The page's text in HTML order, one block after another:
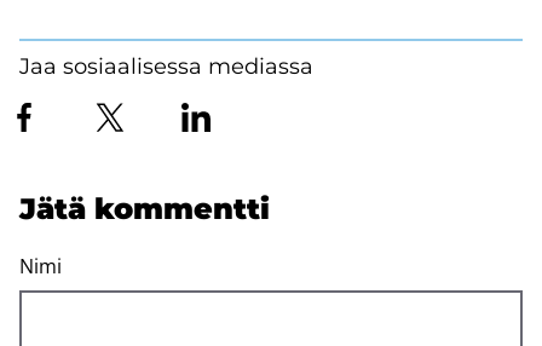
Jaa sosiaalisessa mediassa
Jätä kom­ment­ti
Nimi